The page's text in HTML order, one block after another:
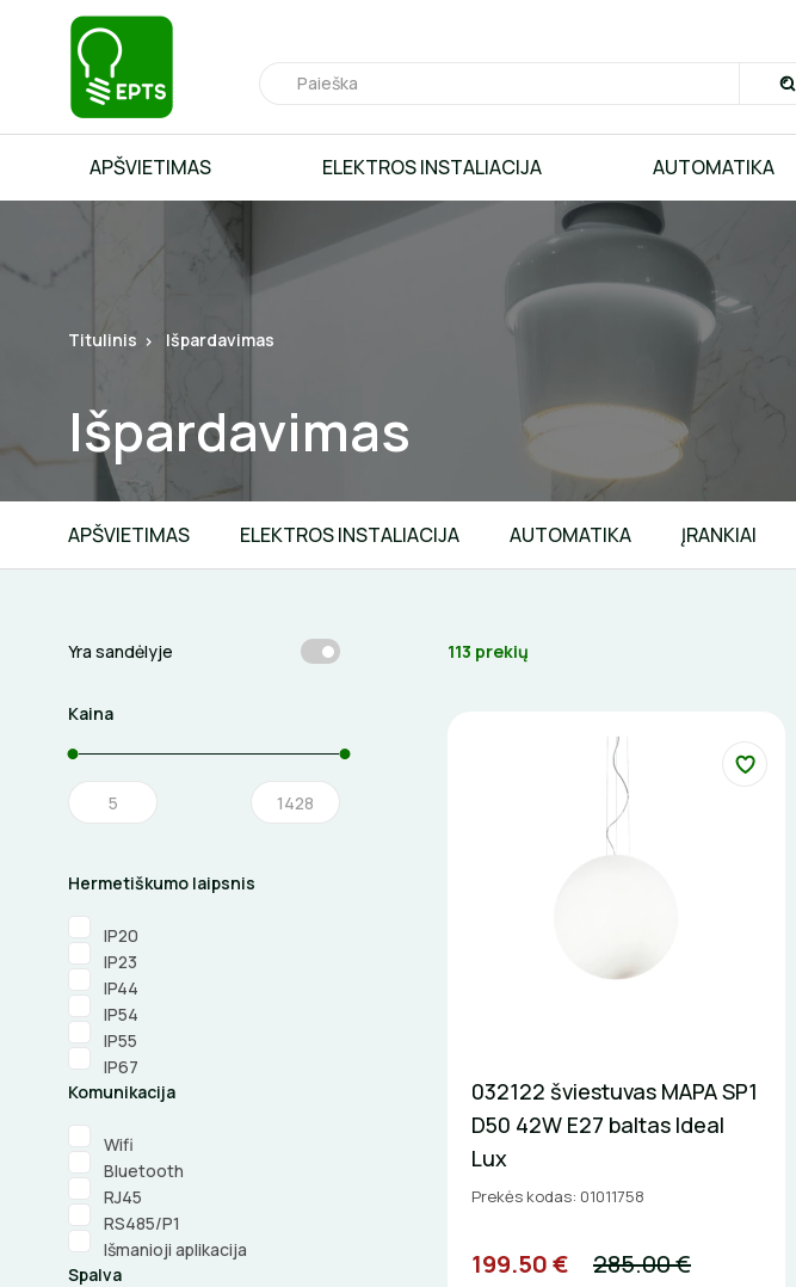
APŠVIETIMAS ELEKTROS INSTALIACIJA AUTOMATIKA
Titulinis Išpardavimas
Išpardavimas
APŠVIETIMAS ELEKTROS INSTALIACIJA AUTOMATIKA ĮRANKIAI
Yra sandėlyje
Kaina
Hermetiškumo laipsnis
IP20
IP23
IP44
IP54
IP55
IP67
Komunikacija
Wifi
Bluetooth
RJ45
RS485/P1
Išmanioji aplikacija
Spalva
113 prekių
032122 šviestuvas MAPA SP1
D50 42W E27 baltas Ideal
Lux
Prekės kodas: 01011758
199.50 € 285.00 €